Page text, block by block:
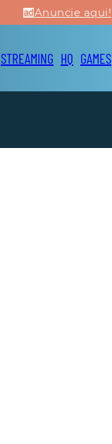
Anuncie aqui!
STREAMING HQ GAMES